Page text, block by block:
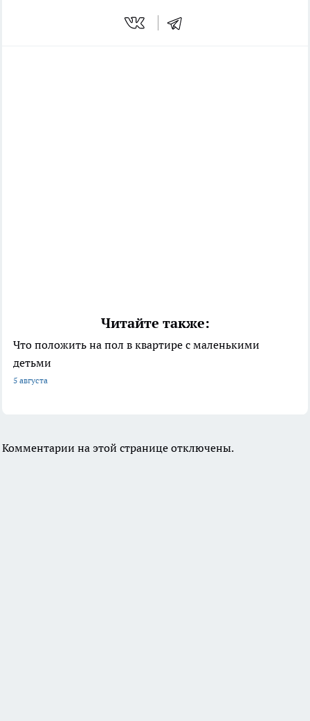
Читайте также:
Что положить на пол в квартире с маленькими
детьми
5 августа
Комментарии на этой странице отключены.